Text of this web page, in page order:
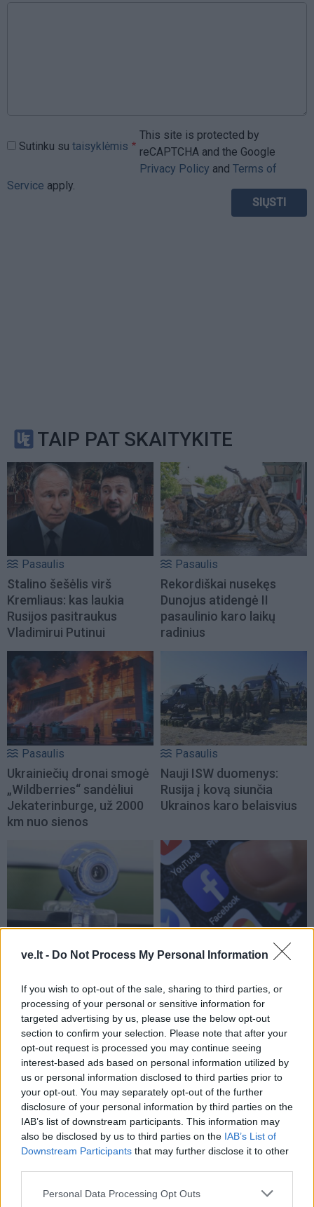
ve.lt - Do Not Process My Personal Information
If you wish to opt-out of the sale, sharing to third parties, or
processing of your personal or sensitive information for
targeted advertising by us, please use the below opt-out
section to confirm your selection. Please note that after your
opt-out request is processed you may continue seeing
interest-based ads based on personal information utilized by
us or personal information disclosed to third parties prior to
your opt-out. You may separately opt-out of the further
disclosure of your personal information by third parties on the
IAB’s list of downstream participants. This information may
also be disclosed by us to third parties on the IAB’s List of
Downstream Participants that may further disclose it to other
Personal Data Processing Opt Outs
Sutinku su taisyklėmis
This site is protected by
reCAPTCHA and the Google
Privacy Policy and Terms of
Service apply.
TAIP PAT SKAITYKITE
Pasaulis
Stalino šešėlis virš
Kremliaus: kas laukia
Rusijos pasitraukus
Vladimirui Putinui
Pasaulis
Rekordiškai nusekęs
Dunojus atidengė II
pasaulinio karo laikų
radinius
Pasaulis
Ukrainiečių dronai smogė
„Wildberries“ sandėliui
Jekaterinburge, už 2000
km nuo sienos
Pasaulis
Nauji ISW duomenys:
Rusija į kovą siunčia
Ukrainos karo belaisvius
„Slėptis jau per vėlu,
sudalyvavo Rusijos
gynybos vadų vaizdo
pokalbyje
JAV teismas bendrovei
dolerių baudą
Pasaulis
suteikti papildomą karinę
Pasaulis
Ukrainos oro gynybos